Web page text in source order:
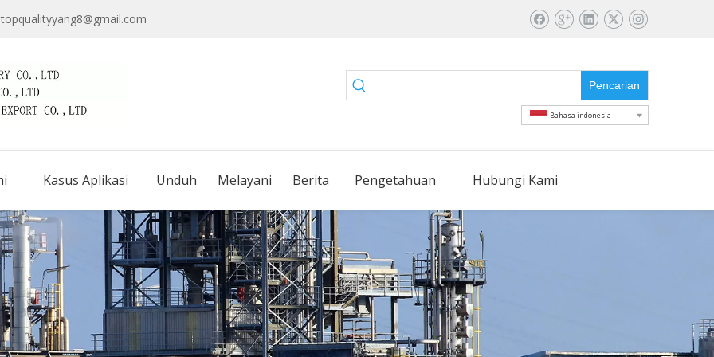
topqualityyang8@gmail.com
Pencarian
Bahasa indonesia
Kasus Aplikasi Unduh Melayani Berita Pengetahuan Hubungi Kami